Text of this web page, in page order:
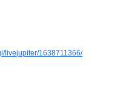
livejupiter/1638711366/